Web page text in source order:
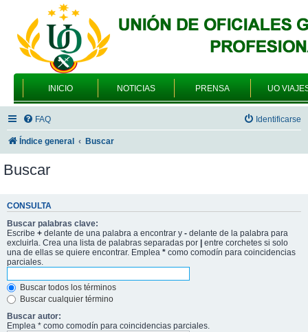
INICIO NOTICIAS PRENSA UO
FAQ Identificarse
Índice general Buscar
Buscar
CONSULTA
Buscar palabras clave:
Escribe + delante de una palabra a encontrar y - delante de la palabra para
excluirla. Crea una lista de palabras separadas por | entre corchetes si solo
una de ellas se quiere encontrar. Emplea * como comodín para coincidencias
parciales.
Buscar todos los términos
Buscar cualquier término
Buscar autor:
Emplea * como comodín para coincidencias parciales.